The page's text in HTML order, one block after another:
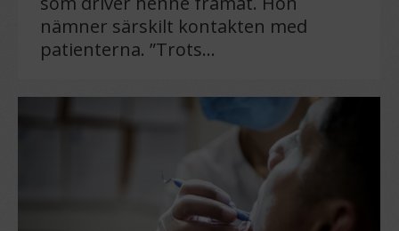
nämner särskilt kontakten med
patienterna. ”Trots…